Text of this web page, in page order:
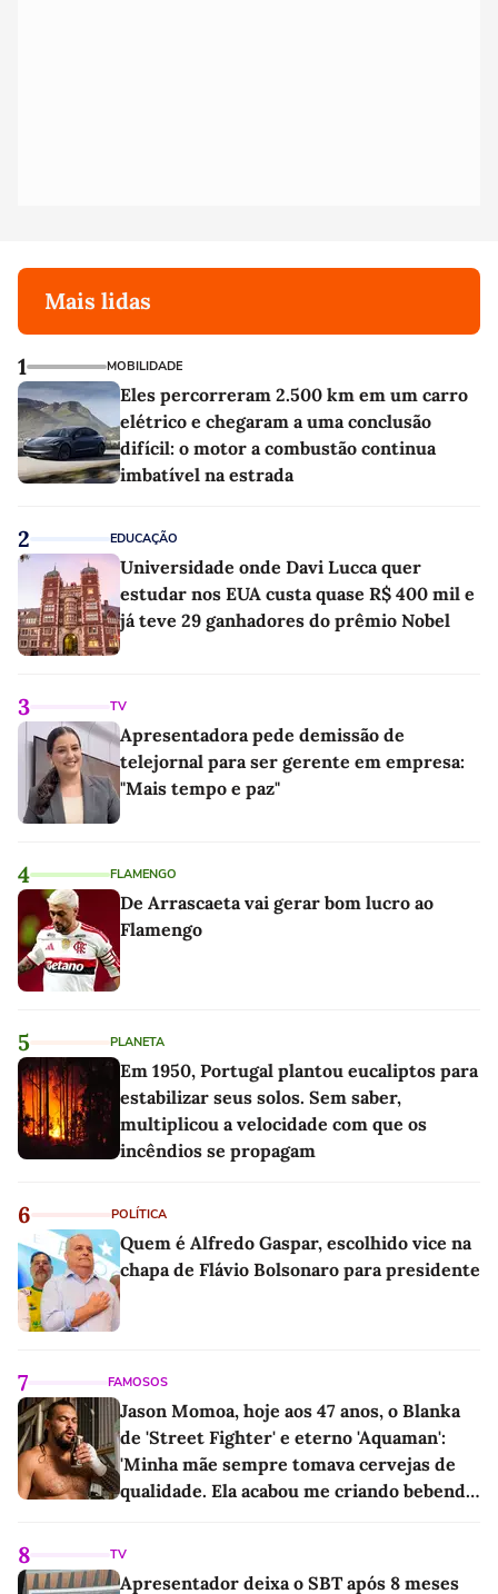
Mais lidas
1 MOBILIDADE
Eles percorreram 2.500 km em um carro
elétrico e chegaram a uma conclusão
difícil: o motor a combustão continua
imbatível na estrada
2 EDUCAÇÃO
Universidade onde Davi Lucca quer
estudar nos EUA custa quase R$ 400 mil e
já teve 29 ganhadores do prêmio Nobel
3 TV
Apresentadora pede demissão de
telejornal para ser gerente em empresa:
"Mais tempo e paz"
4 FLAMENGO
De Arrascaeta vai gerar bom lucro ao
Flamengo
5 PLANETA
Em 1950, Portugal plantou eucaliptos para
estabilizar seus solos. Sem saber,
multiplicou a velocidade com que os
incêndios se propagam
6 POLÍTICA
Quem é Alfredo Gaspar, escolhido vice na
chapa de Flávio Bolsonaro para presidente
7 FAMOSOS
Jason Momoa, hoje aos 47 anos, o Blanka
de 'Street Fighter' e eterno 'Aquaman':
'Minha mãe sempre tomava cervejas de
qualidade. Ela acabou me criando bebendo
8 TV
Apresentador deixa o SBT após 8 meses